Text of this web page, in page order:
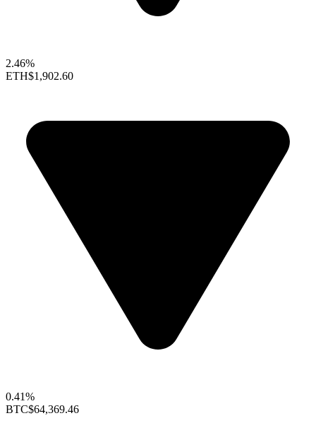
2.46%
ETH$1,902.60
0.41%
BTC$64,369.46